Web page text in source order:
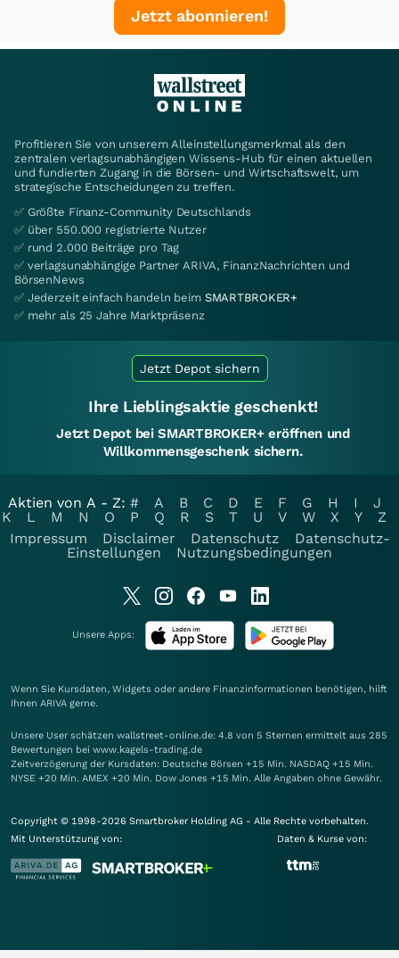
Jetzt abonnieren!
Profitieren Sie von unserem Alleinstellungsmerkmal als den
zentralen verlagsunabhängigen Wissens-Hub für einen aktuellen
und fundierten Zugang in die Börsen- und Wirtschaftswelt, um
strategische Entscheidungen zu treffen.
✅ Größte Finanz-Community Deutschlands
✅ über 550.000 registrierte Nutzer
✅ rund 2.000 Beiträge pro Tag
✅ verlagsunabhängige Partner ARIVA, FinanzNachrichten und
BörsenNews
✅ Jederzeit einfach handeln beim SMARTBROKER+
✅ mehr als 25 Jahre Marktpräsenz
Jetzt Depot sichern
Ihre Lieblingsaktie geschenkt!
Jetzt Depot bei SMARTBROKER+ eröffnen und
Willkommensgeschenk sichern.
Aktien von A - Z: # A B C D E F G H I
J
K
L M N O P Q R S T U V W X Y
Z
Impressum
Disclaimer Datenschutz
Datenschutz-
Einstellungen
Nutzungsbedingungen
Unsere Apps:
Wenn Sie Kursdaten, Widgets oder andere Finanzinformationen benötigen, hilft
Ihnen ARIVA gerne.
Unsere User schätzen wallstreet-online.de: 4.8 von 5 Sternen ermittelt aus 285
Bewertungen bei www.kagels-trading.de
Zeitverzögerung der Kursdaten: Deutsche Börsen +15 Min. NASDAQ +15 Min.
NYSE +20 Min. AMEX +20 Min. Dow Jones +15 Min. Alle Angaben ohne Gewähr.
Copyright © 1998-2026 Smartbroker Holding AG - Alle Rechte vorbehalten.
Mit Unterstützung von:
Daten & Kurse von: